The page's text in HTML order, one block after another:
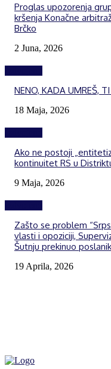
Proglas upozorenja
kršenja Konačne
Brčko
2 Juna, 2026
NENO, KADA UMREŠ,
18 Maja, 2026
Ako ne postoji
kontinuitet RS u
9 Maja, 2026
Zašto se problem
vlasti i opoziciji,
Šutnju prekinuo
19 Aprila, 2026